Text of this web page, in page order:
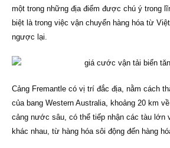
một trong những địa điểm được chú ý trong
biệt là trong việc vận chuyển hàng hóa từ
ngược lại.
Cảng Fremantle có vị trí đắc địa, nằm cách
của bang Western Australia, khoảng 20 km
cảng nước sâu, có thể tiếp nhận các tàu lớn
khác nhau, từ hàng hóa sôi động đến hàng